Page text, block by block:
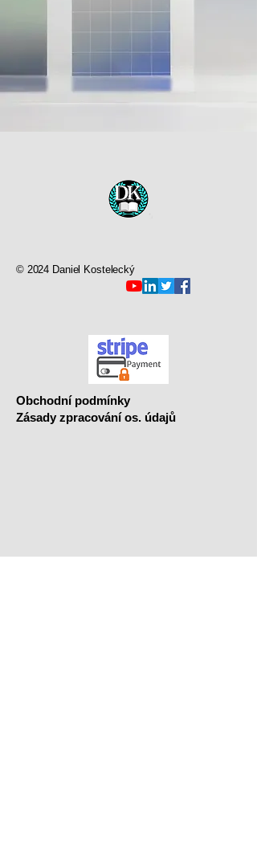
© 2024 Daniel Kostelecký
Obchodní podmínky
Zásady zpracování os. údajů